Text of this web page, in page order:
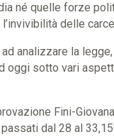
né quelle forze
delle
ad analizzare la
oggi sotto vari
Fini-
dal 28 al